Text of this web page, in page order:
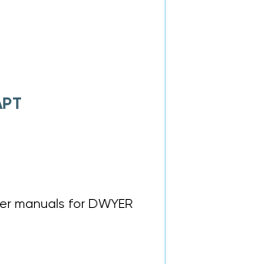
manuals for DWYER